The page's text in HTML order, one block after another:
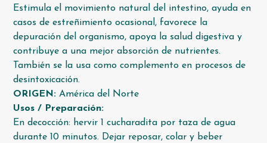
Estimula el movimiento natural del intestino, ayuda en
casos de estreñimiento ocasional, favorece la
depuración del organismo, apoya la salud digestiva y
contribuye a una mejor absorción de nutrientes.
También se la usa como complemento en procesos de
desintoxicación.
ORIGEN: América del Norte
Usos / Preparación:
En decocción: hervir 1 cucharadita por taza de agua
durante 10 minutos. Dejar reposar, colar y beber